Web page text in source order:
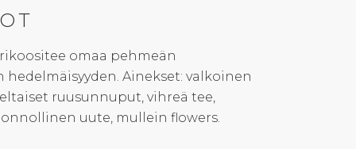
omaa pehmeän
hedelmäisyyden. Ainekset: valkoinen
ruusunnuput, vihreä tee,
uute, mullein flowers.